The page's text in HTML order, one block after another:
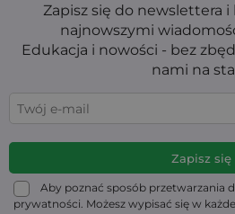
Zapisz się do newslettera i
najnowszymi
Edukacja i nowości - bez
nami na
Aby poznać sposób przetwarzania
prywatności. Możesz wypisać się w